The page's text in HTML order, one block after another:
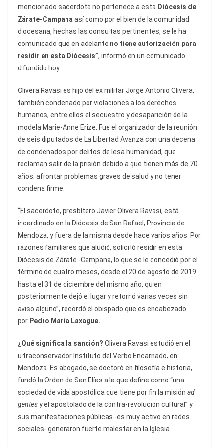
mencionado sacerdote no pertenece a esta Diócesis de
Zárate-Campanaasí como por el bien de la comunidad
diocesana, hechas las consultas pertinentes, se le ha
comunicado que en adelante no tiene autorización para
residir en esta Diócesis”, informó en un comunicado
difundido hoy.
Olivera Ravasi es hijo del ex militar Jorge Antonio Olivera,
también condenado por violaciones a los derechos
humanos, entre ellos el secuestro y desaparición de la
modela Marie-Anne Erize. Fue el organizador de la reunión
de seis diputados de La Libertad Avanza con una decena
de condenados por delitos de lesa humanidad, que
reclaman salir de la prisión debido a que tienen más de 70
años, afrontar problemas graves de salud y no tener
condena firme.
“El sacerdote, presbítero Javier Olivera Ravasi, está
incardinado en la Diócesis de San Rafael, Provincia de
Mendoza, y fuera de la misma desde hace varios años. Por
razones familiares que aludió, solicitó residir en esta
Diócesis de Zárate -Campana, lo que se le concedió por el
término de cuatro meses, desde el 20 de agosto de 2019
hasta el 31 de diciembre del mismo año, quien
posteriormente dejó el lugar y retornó varias veces sin
aviso alguno”, recordó el obispado que es encabezado
por Pedro María Laxague.
¿Qué significa la sanción? Olivera Ravasi estudió en el
ultraconservador Instituto del Verbo Encarnado, en
Mendoza. Es abogado, se doctoró en filosofía e historia,
fundó la Orden de San Elías a la que define como “una
sociedad de vida apostólica que tiene por fin la misión ad
gentesy el apostolado de la contra-revolución cultural” y
sus manifestaciones públicas -es muy activo en redes
sociales- generaron fuerte malestar en la Iglesia.